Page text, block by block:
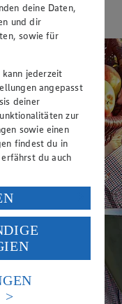
deine Daten,
und dir
sowie für
jederzeit
angepasst
deiner
zur
sowie einen
findest du in
du auch
Daten in den
du im Sinne
ein, dass deine
Der EuGH sieht
an.